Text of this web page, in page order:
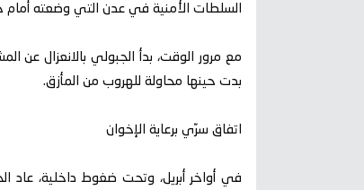
السلطات الأمنية في عدن التي وضعته
مع مرور الوقت، بدأ الجبولي بالانعزال عن
بدت حينها محاولة للهروب من المأزق.
اتفاق سرّي برعاية الإخوان
في أواخر أبريل، وتحت ضغوط داخلية، عاد